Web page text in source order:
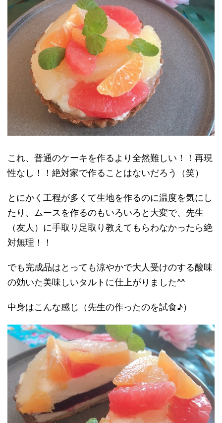
これ、普通のケーキを作るより全然難しい！！再現
性なし！！絶対家で作ることはないだろう（笑）
とにかく工程が多くて生地を作るのに温度を気にし
たり、ムースを作るのもいろいろと大変で、先生
（友人）に手取り足取り教えてもらわなかったら絶
対無理！！
でも完成品はとっても涼やかで大人受けのする酸味
の効いた美味しいタルトに仕上がりました^^
中身はこんな感じ（先生の作ったのを試食♪）